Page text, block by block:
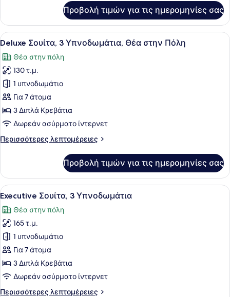
Σουίτα,
Υπνοδωμάτια,
στην
Πόλη
Προβολή τιμών για τις ημερομηνίες σας
Προβολή
όλων
των
φωτογραφιών
για
Deluxe
Σουίτα,
3
Υπνοδωμάτια,
Θέα
Deluxe Σουίτα, 3 Υπνοδωμάτια,
7
Deluxe Σουίτα, 3 Υπνοδωμάτια, Θέα στην Πόλη
Θέα στην πόλη
130 τ.μ.
1 υπνοδωμάτιο
Για 7 άτομα
3 Διπλά Κρεβάτια
Δωρεάν ασύρματο ίντερνετ
Περισσότερες λεπτομέρειες
Περισσότερες
Σουίτα,
Υπνοδωμάτια,
στην
Πόλη
Προβολή τιμών για τις ημερομηνίες σας
Προβολή
όλων
των
φωτογραφιών
για
Executive
Σουίτα,
3
Υπνοδωμάτια
Executive Σουίτα, 3 Υπνοδωμάτια |
6
Executive Σουίτα, 3 Υπνοδωμάτια
Θέα στην πόλη
165 τ.μ.
1 υπνοδωμάτιο
Για 7 άτομα
3 Διπλά Κρεβάτια
Δωρεάν ασύρματο ίντερνετ
Περισσότερες λεπτομέρειες
Περισσότερες